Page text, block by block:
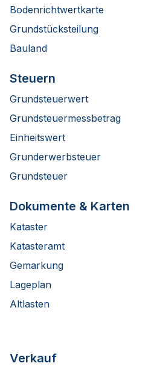
Bodenrichtwertkarte
Grundstücksteilung
Bauland
Steuern
Grundsteuerwert
Grundsteuermessbetrag
Einheitswert
Grunderwerbsteuer
Grundsteuer
Dokumente & Karten
Kataster
Katasteramt
Gemarkung
Lageplan
Altlasten
Verkauf